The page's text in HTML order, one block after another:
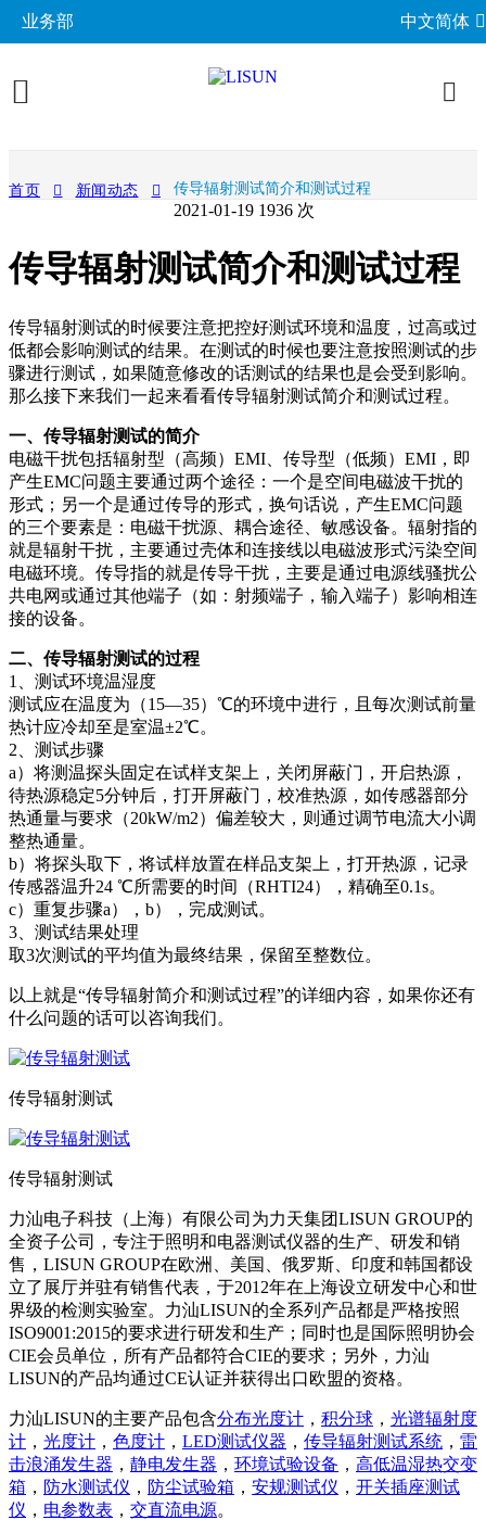
业务部 中文简体
分布光度计系统
LED老化与热阻测试
光生物安全与蓝光危害
其他LED测试设备
EMC电磁兼容
EMS电磁抗扰度测试仪
交流与直流测试电源
高低温湿热试验箱
IP防水防尘测试设备
耐候与腐蚀测试
电气安规测试
阻燃与防火测试设备
安规测试仪
电子元器件测试
标准试验指与探针
机械力学与量规
机械力学测试机
插头插座与线缆测试
插头插座量规
材料与光学分析
RoHS与元素分析仪
颜色与光泽度测试仪
其他分析仪
LED与灯具测试方案
LED驱动测试方案
家用电器测试方案
移动与网络测试方案
汽车电子测试方案
音视频与IT测试方案
线缆测试方案
插头插座测试方案
电源开关测试方案
变压器测试方案
电动玩具测试方案
电表测试方案
电动工具测试方案
相关标准
GB 中国国家标准
IEC国际电工委员会
ISO国际标准化组织
CIE国际照明委员会
EN欧洲标准
UL美国标准
成功案例
关于力汕
电子目录
新闻动态
关于我们
联系我们
首页 新闻动态 传导辐射测试简介和测试过程
2021-01-19 1936 次
传导辐射测试简介和测试过程
传导辐射测试的时候要注意把控好测试环境和温度，过高或过
低都会影响测试的结果。在测试的时候也要注意按照测试的步
骤进行测试，如果随意修改的话测试的结果也是会受到影响。
那么接下来我们一起来看看传导辐射测试简介和测试过程。
一、传导辐射测试的简介
电磁干扰包括辐射型（高频）EMI、传导型（低频）EMI，即
产生EMC问题主要通过两个途径：一个是空间电磁波干扰的
形式；另一个是通过传导的形式，换句话说，产生EMC问题
的三个要素是：电磁干扰源、耦合途径、敏感设备。辐射指的
就是辐射干扰，主要通过壳体和连接线以电磁波形式污染空间
电磁环境。传导指的就是传导干扰，主要是通过电源线骚扰公
共电网或通过其他端子（如：射频端子，输入端子）影响相连
接的设备。
二、传导辐射测试的过程
1、测试环境温湿度
测试应在温度为（15—35）℃的环境中进行，且每次测试前量
热计应冷却至是室温±2℃。
2、测试步骤
a）将测温探头固定在试样支架上，关闭屏蔽门，开启热源，
待热源稳定5分钟后，打开屏蔽门，校准热源，如传感器部分
热通量与要求（20kW/m2）偏差较大，则通过调节电流大小调
整热通量。
b）将探头取下，将试样放置在样品支架上，打开热源，记录
传感器温升24 ℃所需要的时间（RHTI24），精确至0.1s。
c）重复步骤a），b），完成测试。
3、测试结果处理
取3次测试的平均值为最终结果，保留至整数位。
以上就是“传导辐射简介和测试过程”的详细内容，如果你还有
什么问题的话可以咨询我们。
传导辐射测试
传导辐射测试
力汕电子科技（上海）有限公司为力天集团LISUN GROUP的
全资子公司，专注于照明和电器测试仪器的生产、研发和销
售，LISUN GROUP在欧洲、美国、俄罗斯、印度和韩国都设
立了展厅并驻有销售代表，于2012年在上海设立研发中心和世
界级的检测实验室。力汕LISUN的全系列产品都是严格按照
ISO9001:2015的要求进行研发和生产；同时也是国际照明协会
CIE会员单位，所有产品都符合CIE的要求；另外，力汕
LISUN的产品均通过CE认证并获得出口欧盟的资格。
力汕LISUN的主要产品包含分布光度计 ， 积分球 ， 光谱辐射度
计 ， 光度计 ， 色度计 ， LED测试仪器 ， 传导辐射测试系统 ， 雷
击浪涌发生器 ， 静电发生器 ， 环境试验设备 ， 高低温湿热交变
箱 ， 防水测试仪 ， 防尘试验箱 ， 安规测试仪 ， 开关插座测试
仪 ， 电参数表 ， 交直流电源。